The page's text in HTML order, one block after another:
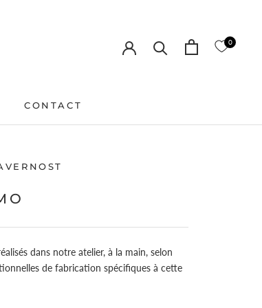
CONTACT
0
dans notre atelier, à la main, selon
de fabrication spécifiques à cette